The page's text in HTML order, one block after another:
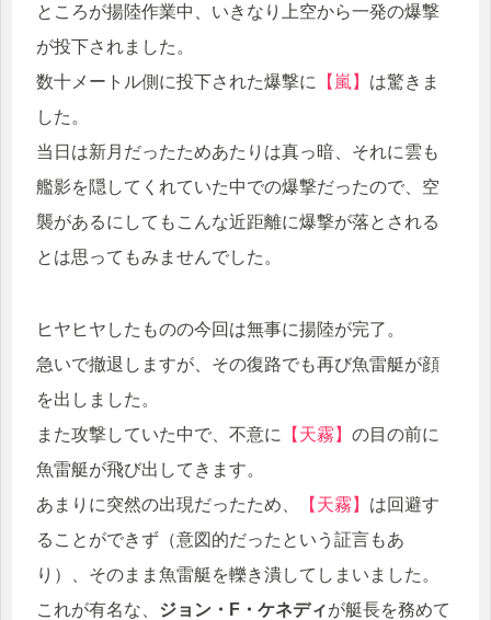
ところが揚陸作業中、いきなり上空から一発の爆撃
が投下されました。
数十メートル側に投下された爆撃に
【嵐】 は驚きま
した。
当日は新月だったためあたりは真っ暗、それに雲も
艦影を隠してくれていた中での爆撃だったので、空
襲があるにしてもこんな近距離に爆撃が落とされる
とは思ってもみませんでした。
ヒヤヒヤしたものの今回は無事に揚陸が完了。
急いで撤退しますが、その復路でも再び魚雷艇が顔
を出しました。
また攻撃していた中で、不意に
【天霧】 の目の前に
魚雷艇が飛び出してきます。
あまりに突然の出現だったため、
【天霧】 は回避す
ることができず（意図的だったという証言もあ
り）、そのまま魚雷艇を轢き潰してしまいました。
これが有名な、 ジョン・F・ケネディが艇長を務めて